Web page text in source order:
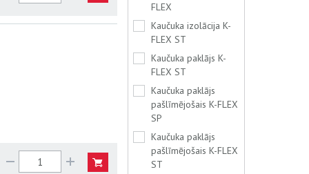
FLEX
Kaučuka izolācija K-
FLEX ST
Kaučuka paklājs K-
FLEX ST
Kaučuka paklājs
pašlīmējošais K-FLEX
SP
Kaučuka paklājs
pašlīmējošais K-FLEX
ST